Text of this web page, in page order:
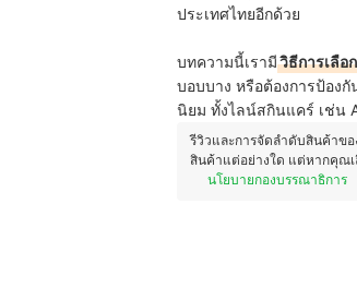
ประเทศไทยอีกด้วย
บทความนี้เรามีวิธีการเลือ
บอบบาง หรือต้องการป้อง
นิยม ทั้งไลน์สกินแคร์ เช่น
รีวิวและการจัดลำดับสินค้าขอ
สินค้าแต่อย่างใด แต่หากคุณเ
นโยบายกองบรรณาธิการ